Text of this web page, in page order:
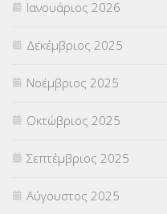
ΣΥΝΤΑΞΕΙΣ(12)
ΣΧΟΛΙΚΟΙ ΣΥΜΒΟΥΛΟΙ
ΥΠΕΡΑΡΙΘΜΟΙ(1)
ΥΠΟΤΡΟΦΙΕΣ(28)
ΦΥΣΙΚΗ ΑΓΩΓΗ(692)
Χωρίς κατηγορία
Ιανουάριος 2026
Δεκέμβριος 2025
Νοέμβριος 2025
Οκτώβριος 2025
Σεπτέμβριος 2025
Αύγουστος 2025